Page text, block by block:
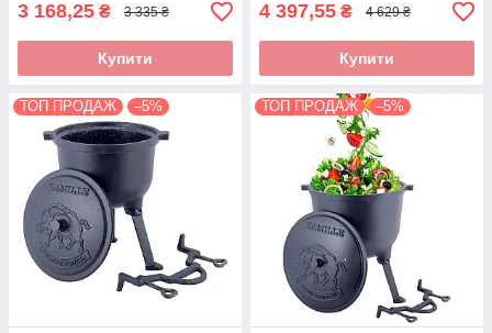
3 168,25 ₴ 3 335 ₴
Купити
4 397,55 ₴ 4 629 ₴
Купити
ТОП ПРОДАЖ –5% ТОП ПРОДАЖ –5%